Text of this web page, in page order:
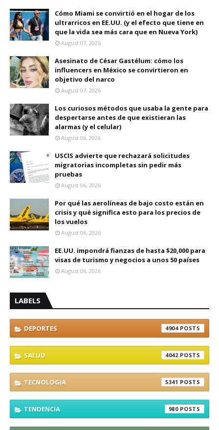
Cómo Miami se convirtió en el hogar de los
ultrarricos en EE.UU. (y el efecto que tiene en
que la vida sea más cara que en Nueva York)
August 07, 2026
Asesinato de César Gastélum: cómo los
influencers en México se convirtieron en
objetivo del narco
August 07, 2026
Los curiosos métodos que usaba la gente para
despertarse antes de que existieran las
alarmas (y el celular)
August 06, 2026
USCIS advierte que rechazará solicitudes
migratorias incompletas sin pedir más
pruebas
August 06, 2026
Por qué las aerolíneas de bajo costo están en
crisis y qué significa esto para los precios de
los vuelos
August 06, 2026
EE.UU. impondrá fianzas de hasta $20,000 para
visas de turismo y negocios a unos 50 países
August 06, 2026
LABELS
DEPORTES 4904
SALUD 4042
TECNOLOGIA 5341
TENDENCIA 980